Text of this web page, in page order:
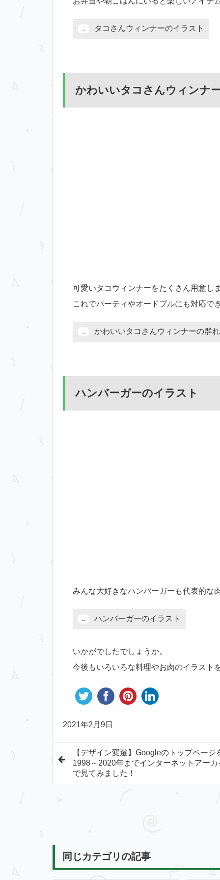
タコさんウィンナーのイラスト
かわいいタコさんウィンナ
可愛いタコウィンナーをたくさん用意し
これでパーティやオードブルにも対応で
かわいいタコさんウィンナーの群れ
ハンバーガーのイラスト
みんな大好きなハンバーガーも代表的な
ハンバーガーのイラスト
いかがでしたでしょうか。
今後もいろいろな料理やお肉のイラスト
2021年2月9日
【デザイン変遷】Googleのトップページ
1998～2020年までインターネットアーカ
で見てみました！
同じカテゴリの記事